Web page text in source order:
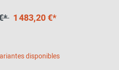
1 483,20 €*
disponibles